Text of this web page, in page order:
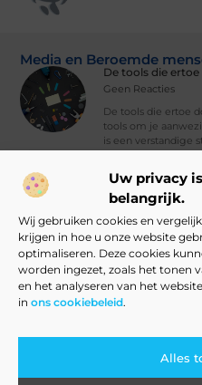
Uw privacy
belangrijk.
Wij gebruiken cookies en
krijgen in hoe u onze website
optimaliseren. Deze cookies
worden ingezet, zoals het tonen
en het analyseren van het
in ons cookiebeleid.
Alles
Media en Beroemde
De tools die ertoe
Geen Reacties
De tools die ertoe
tools om je
is een verstandige
Vind Ons Hier :
Beroemdheden Uit de Media
Contact Blog publiceren
Verdien Geld met Je Website: